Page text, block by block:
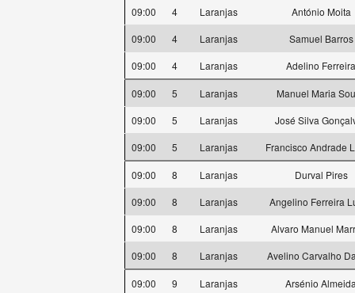
09:00 4 Laranjas
António Moita
09:00
4 Laranjas
Samuel Barros
09:00
4 Laranjas Adelino Ferreira
09:00 5 Laranjas
Manuel Maria
09:00
5 Laranjas
José Silva
09:00
5 Laranjas Francisco Andrade
09:00 8 Laranjas
Durval Pires
09:00
8 Laranjas
Angelino Ferreira
09:00
8 Laranjas
Alvaro Manuel
09:00
8 Laranjas Avelino Carvalho
09:00 9 Laranjas
Arsénio